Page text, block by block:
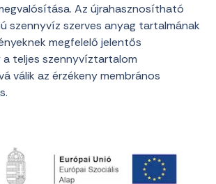
Az újrahasznosítható
szennyvíz szerves anyag tartalmának
megfelelő jelentős
teljes szennyvíztartalom
válik az érzékeny membrános